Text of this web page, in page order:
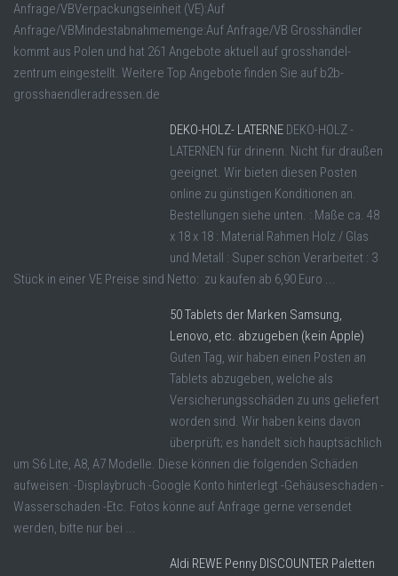
Anfrage/VBVerpackungseinheit (VE):Auf
Anfrage/VBMindestabnahmemenge:Auf Anfrage/VB Grosshändler
kommt aus Polen und hat 261 Angebote aktuell auf grosshandel-
zentrum eingestellt. Weitere Top Angebote finden Sie auf b2b-
grosshaendleradressen.de
DEKO-HOLZ- LATERNE DEKO-HOLZ -
LATERNEN für drinenn. Nicht für draußen
geeignet. Wir bieten diesen Posten
online zu günstigen Konditionen an.
Bestellungen siehe unten. : Maße ca. 48
x 18 x 18 : Material Rahmen Holz / Glas
und Metall : Super schön Verarbeitet : 3
Stück in einer VE Preise sind Netto: zu kaufen ab 6,90 Euro ...
50 Tablets der Marken Samsung,
Lenovo, etc. abzugeben (kein Apple)
Guten Tag, wir haben einen Posten an
Tablets abzugeben, welche als
Versicherungsschäden zu uns geliefert
worden sind. Wir haben keins davon
überprüft; es handelt sich hauptsächlich
um S6 Lite, A8, A7 Modelle. Diese können die folgenden Schäden
aufweisen: -Displaybruch -Google Konto hinterlegt -Gehäuseschaden -
Wasserschaden -Etc. Fotos könne auf Anfrage gerne versendet
werden, bitte nur bei ...
Aldi REWE Penny DISCOUNTER Paletten